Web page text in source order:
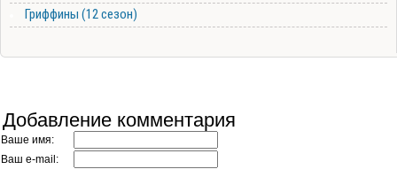
Гриффины (12 сезон)
Добавление комментария
Ваше имя:
Ваш e-mail: